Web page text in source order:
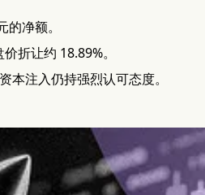
净额。
折让约 18.89%。
注入仍持强烈认可态度。